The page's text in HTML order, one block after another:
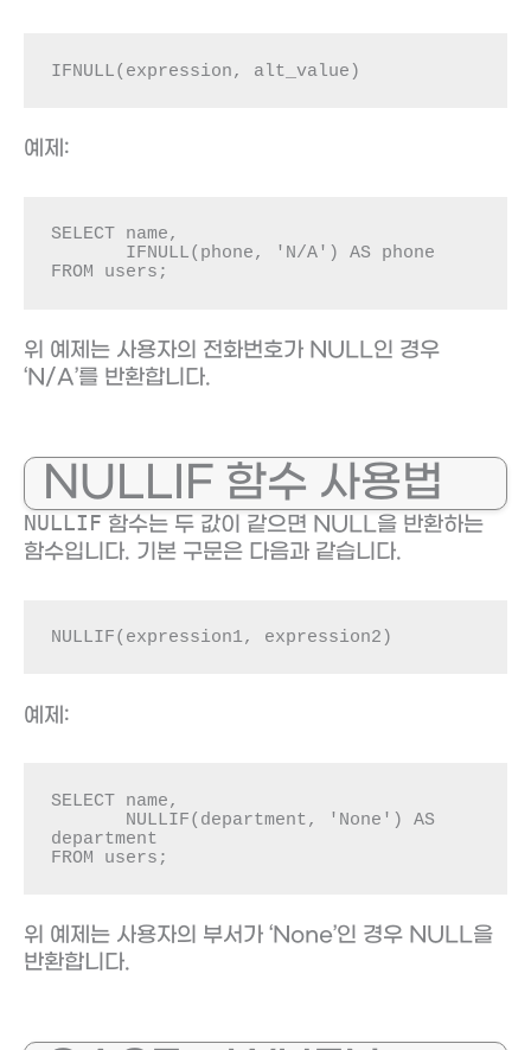
IFNULL(expression, alt_value)
예제:
SELECT name,
FROM users;
위 예제는 사용자의 전화번호가 NULL인 경우
‘N/A’를 반환합니다.
NULLIF 함수 사용법
NULLIF 함수는 두 값이 같으면 NULL을 반환하는
함수입니다. 기본 구문은 다음과 같습니다.
NULLIF(expression1, expression2)
예제:
SELECT name,
department
FROM users;
위 예제는 사용자의 부서가 ‘None’인 경우 NULL을
반환합니다.